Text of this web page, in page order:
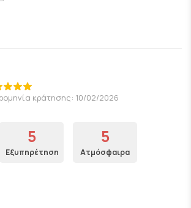
κράτησης: 10/02/2026
5
Εξυπηρέτηση
5
Ατμόσφαιρα